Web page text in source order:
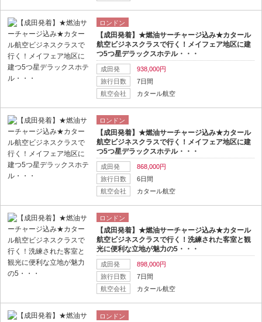
ロンドン
【成田発着】★燃油サーチャージ込み★カタール
航空ビジネスクラスで行く！メイフェア地区に建
つ5つ星デラックスホテル・・・
成田発
938,000円
旅行日数
7日間
航空会社
カタール航空
ロンドン
【成田発着】★燃油サーチャージ込み★カタール
航空ビジネスクラスで行く！メイフェア地区に建
つ5つ星デラックスホテル・・・
成田発
868,000円
旅行日数
6日間
航空会社
カタール航空
ロンドン
【成田発着】★燃油サーチャージ込み★カタール
航空ビジネスクラスで行く！洗練された客室と観
光に便利な立地が魅力の5・・・
成田発
898,000円
旅行日数
7日間
航空会社
カタール航空
ロンドン